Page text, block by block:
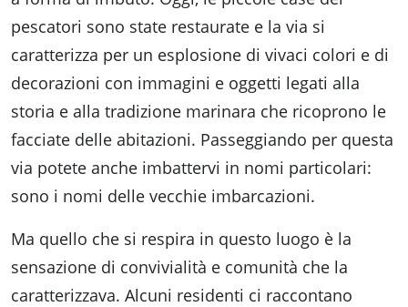
pescatori sono state restaurate e la via si
caratterizza per un esplosione di vivaci colori e di
decorazioni con immagini e oggetti legati alla
storia e alla tradizione marinara che ricoprono le
facciate delle abitazioni. Passeggiando per questa
via potete anche imbattervi in nomi particolari:
sono i nomi delle vecchie imbarcazioni.
Ma quello che si respira in questo luogo è la
sensazione di convivialità e comunità che la
caratterizzava. Alcuni residenti ci raccontano